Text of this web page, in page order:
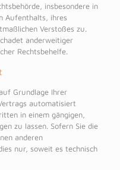
insbesondere in
Aufenthalts, ihres
Verstoßes zu.
anderweitiger
Rechtsbehelfe.
Grundlage Ihrer
automatisiert
in einem gängigen,
zu lassen. Sofern Sie die
anderen
nur, soweit es technisch